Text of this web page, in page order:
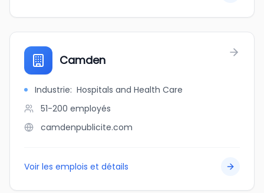
Camden
Industrie: Hospitals and Health Care
51-200 employés
camdenpublicite.com
Voir les emplois et détails